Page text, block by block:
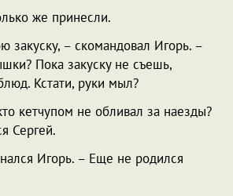
же принесли.
закуску, – скомандовал Игорь. –
Пока закуску не съешь,
Кстати, руки мыл?
кетчупом не обливал за наезды?
Сергей.
Игорь. – Еще не родился